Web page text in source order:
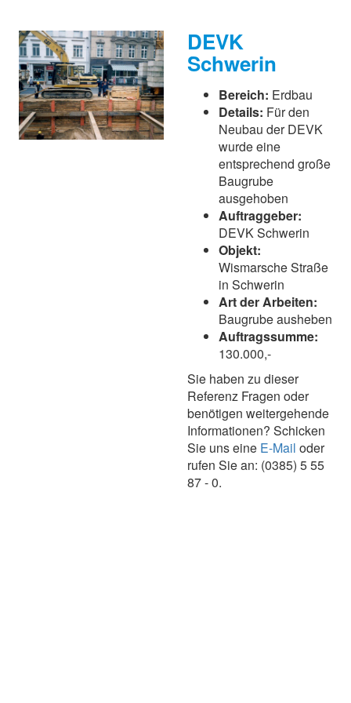
DEVK
Schwerin
Bereich: Erdbau
Details: Für den
Neubau der DEVK
wurde eine
entsprechend große
Baugrube
ausgehoben
Auftraggeber:
DEVK Schwerin
Objekt:
Wismarsche Straße
in Schwerin
Art der Arbeiten:
Baugrube ausheben
Auftragssumme:
130.000,-
Sie haben zu dieser
Referenz Fragen oder
benötigen weitergehende
Informationen? Schicken
Sie uns eine E-Mail oder
rufen Sie an: (0385) 5 55
87 - 0.